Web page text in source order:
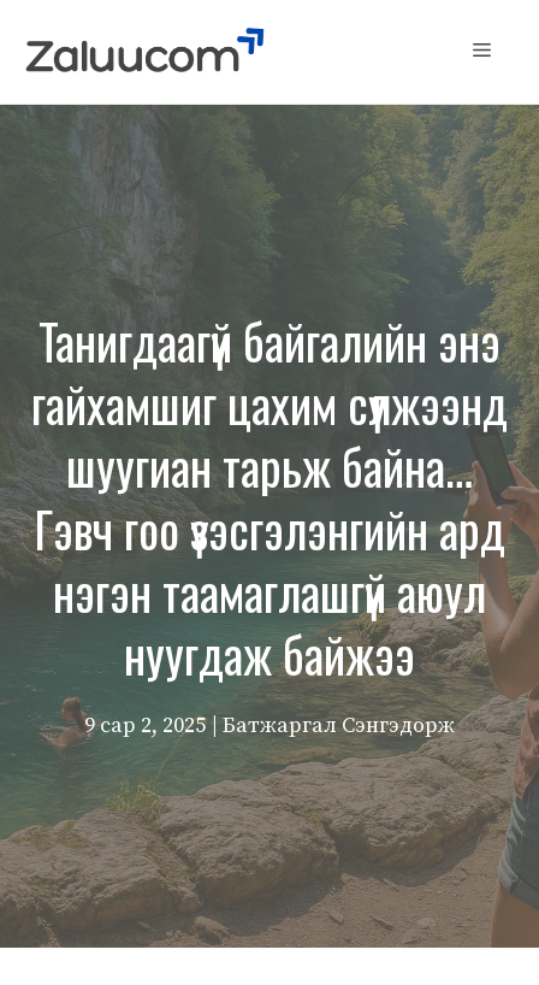
Menu
Танигдаагүй байгалийн энэ
гайхамшиг цахим сүлжээнд
шуугиан тарьж байна…
Гэвч гоо үзэсгэлэнгийн ард
нэгэн таамаглашгүй аюул
нуугдаж байжээ
9 сар 2, 2025 | Батжаргал Сэнгэдорж